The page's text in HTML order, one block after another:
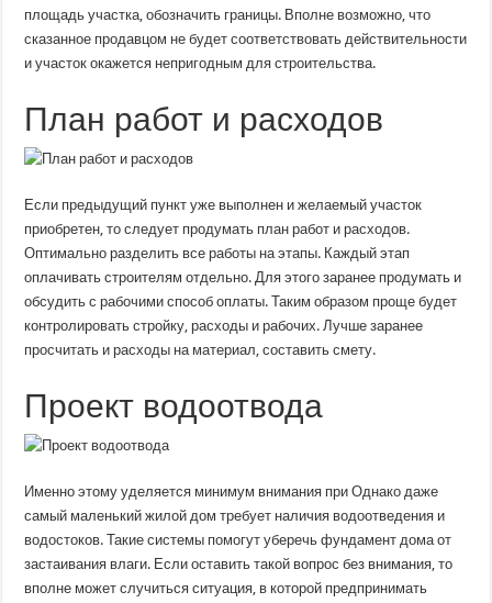
площадь участка, обозначить границы. Вполне возможно, что
сказанное продавцом не будет соответствовать действительности
и участок окажется непригодным для строительства.
План работ и расходов
Если предыдущий пункт уже выполнен и желаемый участок
приобретен, то следует продумать план работ и расходов.
Оптимально разделить все работы на этапы. Каждый этап
оплачивать строителям отдельно. Для этого заранее продумать и
обсудить с рабочими способ оплаты. Таким образом проще будет
контролировать стройку, расходы и рабочих. Лучше заранее
просчитать и расходы на материал, составить смету.
Проект водоотвода
Именно этому уделяется минимум внимания при Однако даже
самый маленький жилой дом требует наличия водоотведения и
водостоков. Такие системы помогут уберечь фундамент дома от
застаивания влаги. Если оставить такой вопрос без внимания, то
вполне может случиться ситуация, в которой предпринимать